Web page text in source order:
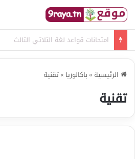
امتحانات قواعد لغة الثلاثي الثالث
الرئيسية »باكالوريا »تقنية
تقنية